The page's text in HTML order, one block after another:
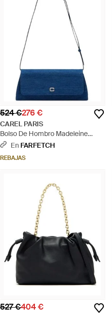
524 €276 €
CAREL PARIS
Bolso De Hombro Madeleine
Vaquero - Azul
En FARFETCH
REBAJAS
527 €404 €